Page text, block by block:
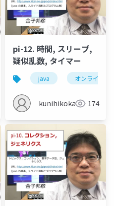
クラス スーパークラス
pi-12. 時間, スリープ,
疑似乱数, タイマー
java オンライン開
kunihikokaneko174